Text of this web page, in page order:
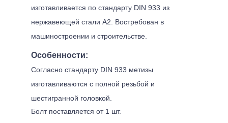
изготавливается по стандарту DIN 933 из
нержавеющей стали А2. Востребован в
машиностроении и строительстве.
Особенности:
Согласно стандарту DIN 933 метизы
изготавливаются с полной резьбой и
шестигранной головкой.
Болт поставляется от 1 шт.